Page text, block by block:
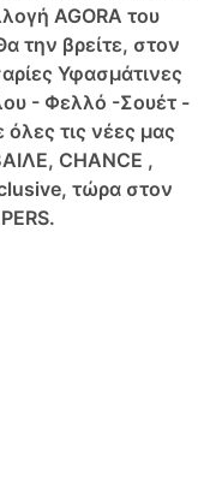
AGORA του
την βρείτε, στον
Υφασμάτινες
- Φελλό -Σουέτ -
τις νέες μας
CHANCE ,
τώρα στον